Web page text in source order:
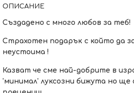
ОПИСАНИЕ
Създадено с много любов за теб!
Страхотен подарък с който да
неустоима !
Казват че сме най-добрите в
'минимал' луксозни бижута но ще